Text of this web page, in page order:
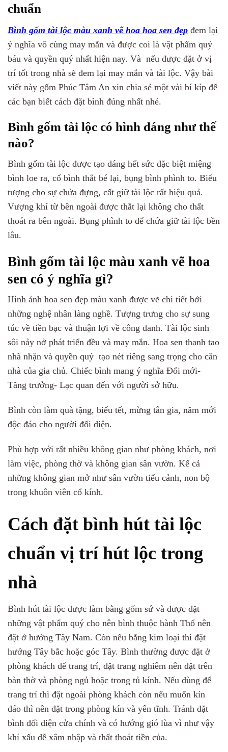
chuẩn
Bình gốm tài lộc màu xanh vẽ hoa hoa sen đẹp đem lại
ý nghĩa vô cùng may mắn và được coi là vật phẩm quý
báu và quyền quý nhất hiện nay. Và nếu được đặt ở vị
trí tốt trong nhà sẽ đem lại may mắn và tài lộc. Vậy bài
viết này gốm Phúc Tâm An xin chia sẻ một vài bí kíp để
các bạn biết cách đặt bình đúng nhất nhé.
Bình gốm tài lộc có hình dáng như thế
nào?
Bình gốm tài lộc được tạo dáng hết sức đặc biệt miệng
bình loe ra, cổ bình thắt bé lại, bụng bình phình to. Biểu
tượng cho sự chứa đựng, cất giữ tài lộc rất hiệu quả.
Vượng khí từ bên ngoài được thắt lại không cho thất
thoát ra bên ngoài. Bụng phình to để chứa giữ tài lộc bền
lâu.
Bình gốm tài lộc màu xanh vẽ hoa
sen có ý nghĩa gì?
Hình ảnh hoa sen đẹp màu xanh được vẽ chi tiết bởi
những nghệ nhân làng nghề. Tượng trưng cho sự sung
túc về tiền bạc và thuận lợi về công danh. Tài lộc sinh
sôi nảy nở phát triển đều và may mắn. Hoa sen thanh tao
nhã nhặn và quyền quý tạo nét riêng sang trọng cho căn
nhà của gia chủ. Chiếc bình mang ý nghĩa Đổi mới-
Tăng trưởng- Lạc quan đến với người sở hữu.
Bình còn làm quà tặng, biếu tết, mừng tân gia, năm mới
độc đáo cho người đối diện.
Phù hợp với rất nhiều không gian như phòng khách, nơi
làm việc, phòng thờ và không gian sân vườn. Kể cả
những không gian mở như sân vườn tiểu cảnh, non bộ
trong khuôn viên cổ kính.
Cách đặt bình hút tài lộc
chuẩn vị trí hút lộc trong
nhà
Bình hút tài lộc được làm bằng gốm sứ và được đặt
những vật phẩm quý cho nên bình thuộc hành Thổ nên
đặt ở hướng Tây Nam. Còn nếu bằng kim loại thì đặt
hướng Tây bắc hoặc góc Tây. Bình thường được đặt ở
phòng khách để trang trí, đặt trang nghiêm nên đặt trên
bàn thờ và phòng ngủ hoặc trong tủ kính. Nếu dùng để
trang trí thì đặt ngoài phòng khách còn nếu muốn kín
đáo thì nên đặt trong phòng kín và yên tĩnh. Tránh đặt
bình đối diện cửa chính và có hướng gió lùa vì như vậy
khí xấu dễ xâm nhập và thất thoát tiền của.